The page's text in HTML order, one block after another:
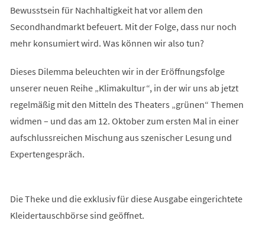
Bewusstsein für Nachhaltigkeit hat vor allem den
Secondhandmarkt befeuert. Mit der Folge, dass nur noch
mehr konsumiert wird. Was können wir also tun?
Dieses Dilemma beleuchten wir in der Eröffnungsfolge
unserer neuen Reihe „Klimakultur“, in der wir uns ab jetzt
regelmäßig mit den Mitteln des Theaters „grünen“ Themen
widmen – und das am 12. Oktober zum ersten Mal in einer
aufschlussreichen Mischung aus szenischer Lesung und
Expertengespräch.
Die Theke und die exklusiv für diese Ausgabe eingerichtete
Kleidertauschbörse sind geöffnet.